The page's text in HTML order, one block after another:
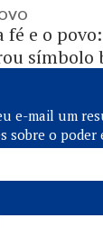
fé e o
símbolo
e-mail um
sobre o poder